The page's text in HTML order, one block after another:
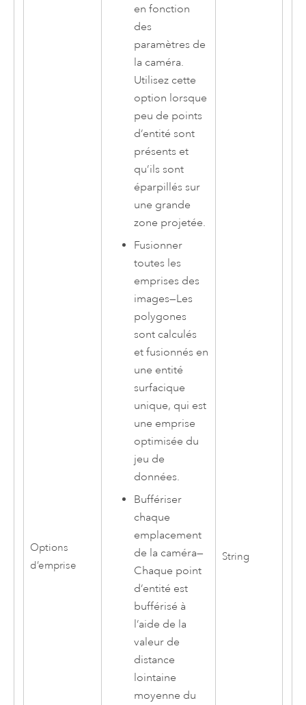
Options
d’emprise
en fonction
des
paramètres de
la caméra.
Utilisez cette
option lorsque
peu de points
d’entité sont
présents et
qu’ils sont
éparpillés sur
une grande
zone projetée.
Fusionner
toutes les
emprises des
images—Les
polygones
sont calculés
et fusionnés en
une entité
surfacique
unique, qui est
une emprise
optimisée du
jeu de
données.
Buffériser
chaque
emplacement
de la caméra—
Chaque point
d’entité est
bufférisé à
l’aide de la
valeur de
distance
lointaine
moyenne du
String